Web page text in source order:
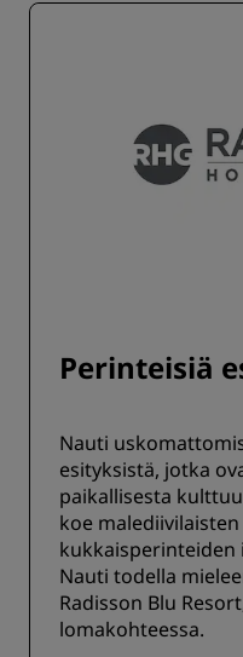
Perinteisiä
Nauti
esityksistä, jotka
paikallisesta
koe
kukkaisperinteiden
Nauti todella
Radisson Blu
lomakohteessa.